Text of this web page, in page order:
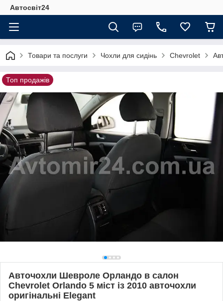
Автосвіт24
Товари та послуги Чохли для сидінь Chevrolet
Топ продажів
Авточохли Шевроле Орландо в салон
Chevrolet Orlando 5 міст із 2010 авточохли
оригінальні Elegant